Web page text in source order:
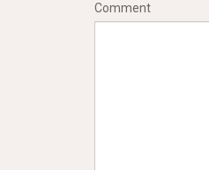
Comment